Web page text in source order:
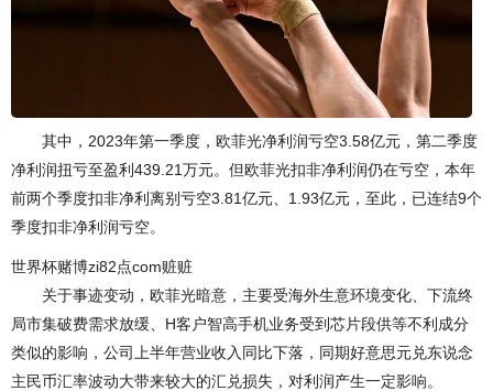
其中，2023年第一季度，欧菲光净利润亏空3.58亿元，第二季度
净利润扭亏至盈利439.21万元。但欧菲光扣非净利润仍在亏空，本年
前两个季度扣非净利离别亏空3.81亿元、1.93亿元，至此，已连结9个
季度扣非净利润亏空。
世界杯赌博zi82点com赃赃
关于事迹变动，欧菲光暗意，主要受海外生意环境变化、下流终
局市集破费需求放缓、H客户智高手机业务受到芯片段供等不利成分
类似的影响，公司上半年营业收入同比下落，同期好意思元兑东说念
主民币汇率波动大带来较大的汇兑损失，对利润产生一定影响。